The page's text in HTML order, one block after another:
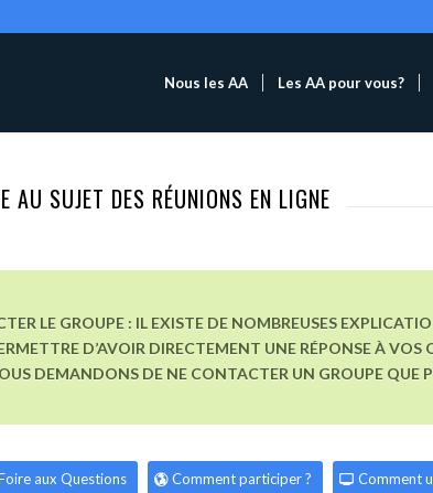
Nous les AA Les AA pour vous?
AU SUJET DES RÉUNIONS EN LIGNE
LE GROUPE : IL EXISTE DE NOMBREUSES
D’AVOIR DIRECTEMENT UNE RÉPONSE À VOS
DEMANDONS DE NE CONTACTER UN GROUPE QUE
aux Questions Comment participer ? Comment